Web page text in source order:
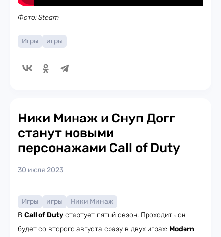
Фото: Steam
Игры игры
Ники Минаж и Снуп Догг
станут новыми
персонажами Call of Duty
30 июля 2023
Игры игры
Ники Минаж
В Call of Duty стартует пятый сезон. Проходить он
будет со второго августа сразу в двух играх: Modern